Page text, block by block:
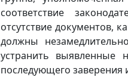
соответствие
отсутствие документов,
должны
устранить выявленные
последующего заверения